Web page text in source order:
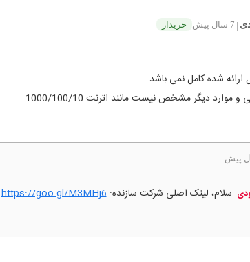
7 سال پیش خریدار
شده کامل نمی باشد
دیگر مشخص نیست مانند اترنت 1000/100/10
سلام، لینک اصلی شرکت سازنده:https://goo.gl/M3MHj6